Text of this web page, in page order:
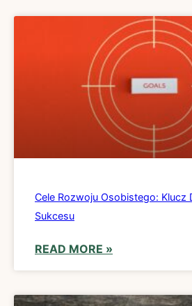
Cele Rozwoju Osobistego: Klucz
Sukcesu
READ MORE »